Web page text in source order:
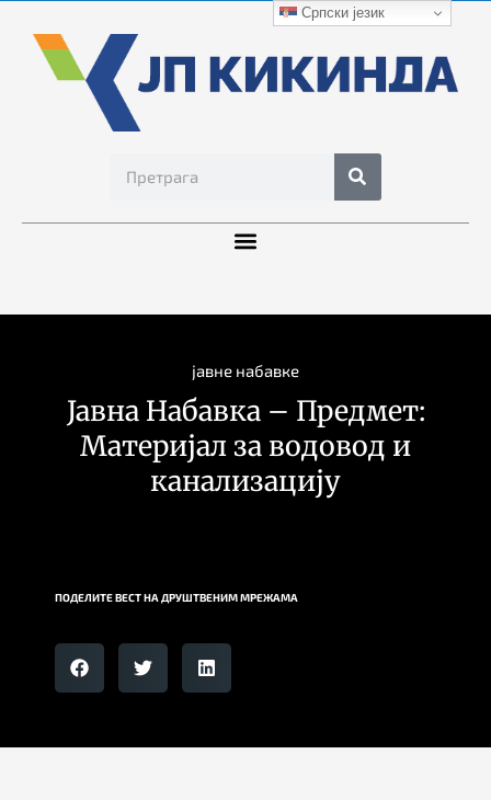
јавне набавке
Јавна Набавка – Предмет:
Материјал за водовод и
канализацију
ПОДЕЛИТЕ ВЕСТ НА ДРУШТВЕНИМ МРЕЖАМА
Српски језик